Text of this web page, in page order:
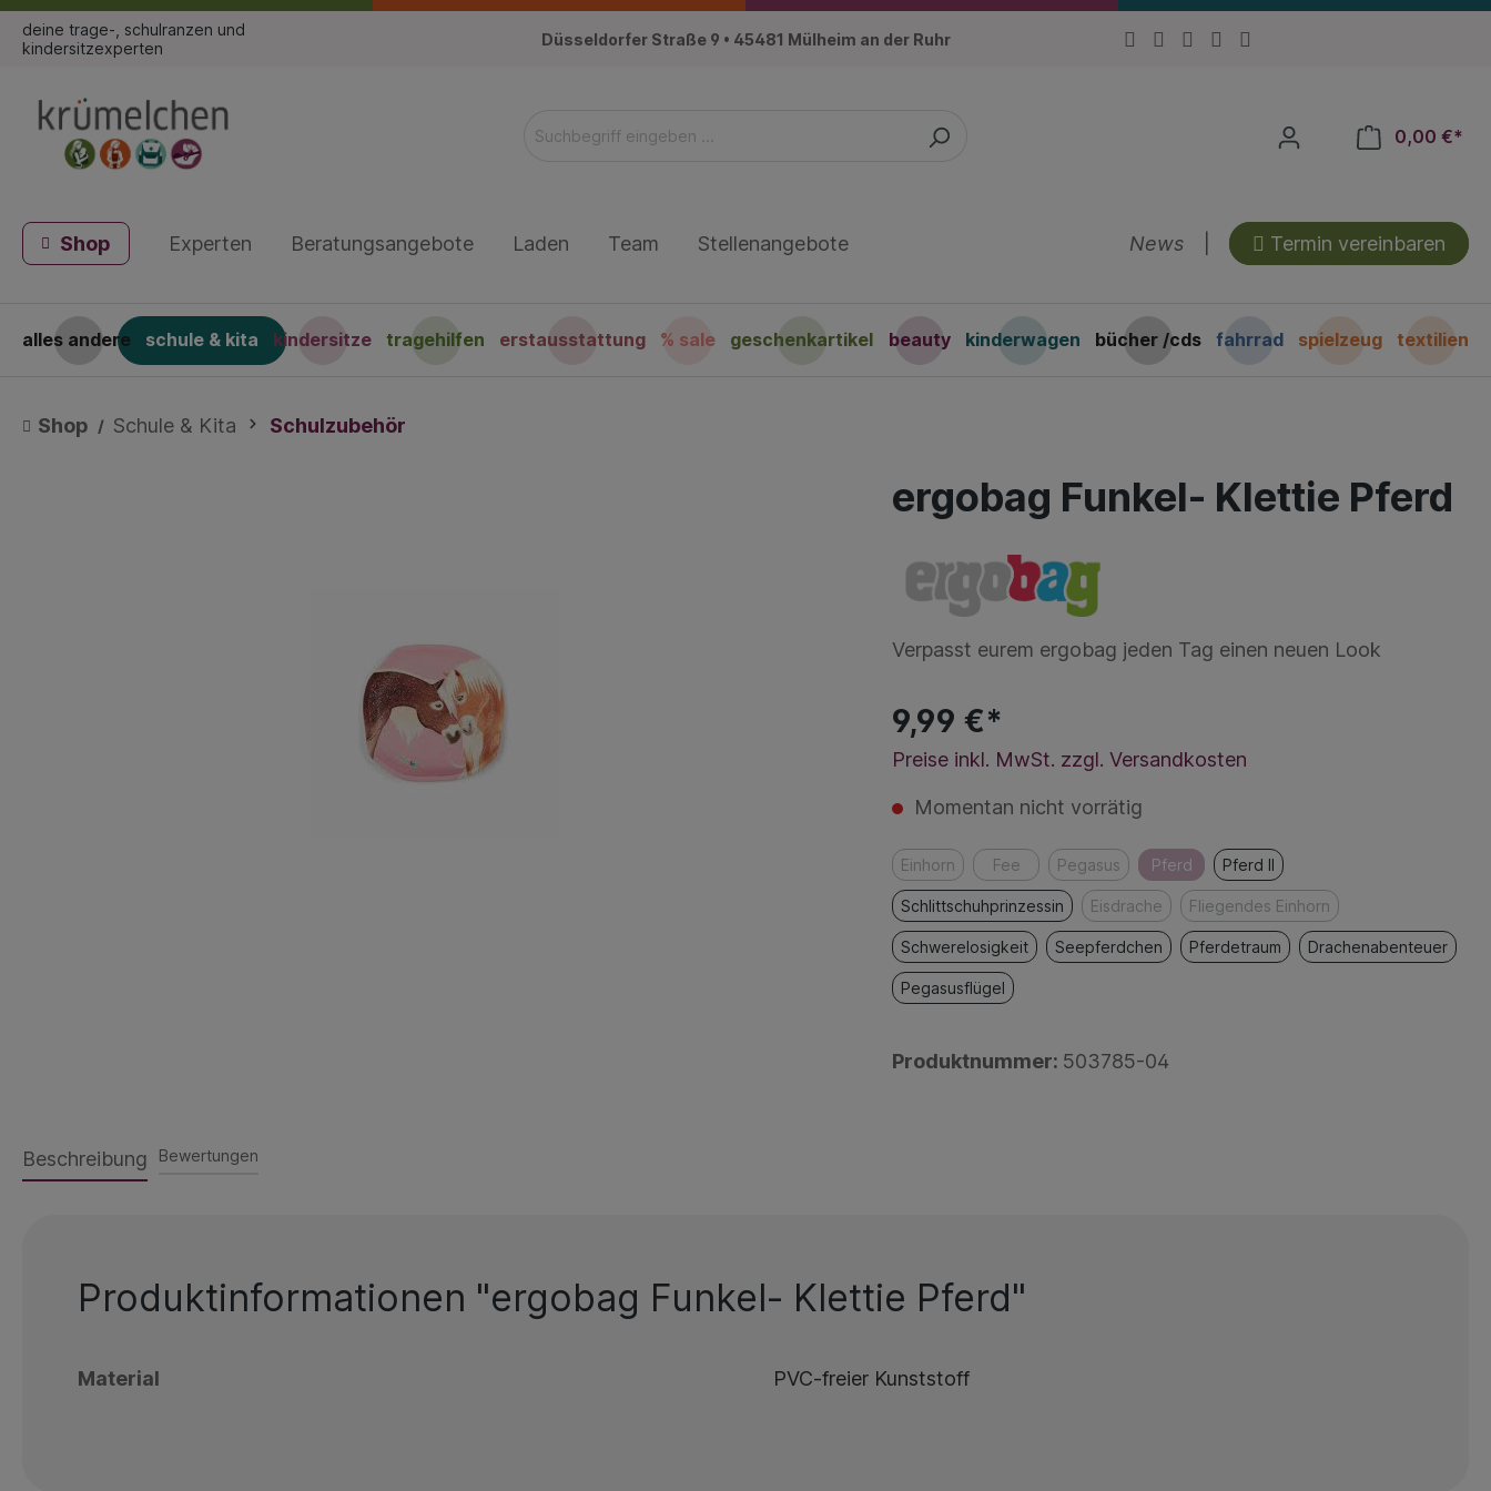
deine trage-, schulranzen und
kindersitzexperten
Düsseldorfer Straße 9 • 45481 Mülheim an der Ruhr
0,00 €*
Shop Experten Beratungsangebote Laden Team Stellenangebote News Termin vereinbaren
alles andere schule & kita kindersitze tragehilfen erstausstattung % sale geschenkartikel beauty kinderwagen bücher /cds fahrrad spielzeug textilien
Shop Schule & Kita Schulzubehör
ergobag Funkel- Klettie Pferd
Verpasst eurem ergobag jeden Tag einen neuen Look
9,99 €*
Preise inkl. MwSt. zzgl. Versandkosten
Momentan nicht vorrätig
Einhorn Fee Pegasus Pferd Pferd II
Schlittschuhprinzessin Eisdrache Fliegendes Einhorn
Schwerelosigkeit Seepferdchen Pferdetraum Drachenabenteuer
Pegasusflügel
Produktnummer: 503785-04
Beschreibung Bewertungen
Produktinformationen "ergobag Funkel- Klettie Pferd"
Material PVC-freier Kunststoff